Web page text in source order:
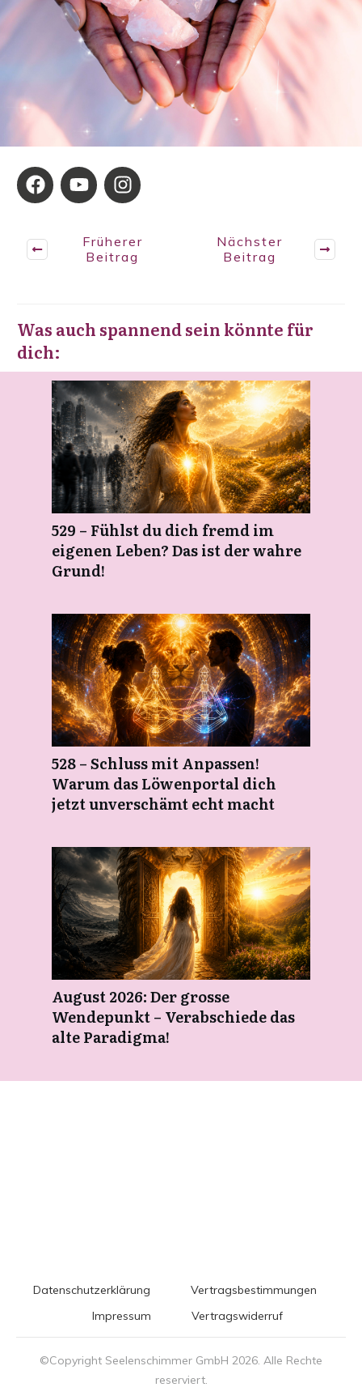
Früherer
Beitrag
Nächster
Beitrag
Was auch spannend sein könnte für
dich:
529 – Fühlst du dich fremd im
eigenen Leben? Das ist der wahre
Grund!
528 – Schluss mit Anpassen!
Warum das Löwenportal dich
jetzt unverschämt echt macht
August 2026: Der grosse
Wendepunkt – Verabschiede das
alte Paradigma!
Datenschutzerklärung
Vertragsbestimmungen
Impressum
Vertragswiderruf
©Copyright Seelenschimmer GmbH 2026. Alle Rechte
reserviert.